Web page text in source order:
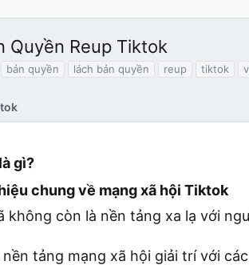
Quyền Reup Tiktok
h
ó
bản quyền lách bản quyền reup tiktok
gì?
chung về mạng xã hội Tiktok
không còn là nền tảng xa lạ với
nền tảng mạng xã hội giải trí với